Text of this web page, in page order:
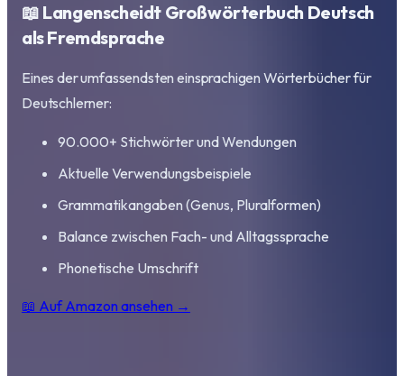
📖 Langenscheidt Großwörterbuch Deutsch
als Fremdsprache
Eines der umfassendsten einsprachigen Wörterbücher für
Deutschlerner:
90.000+ Stichwörter und Wendungen
Aktuelle Verwendungsbeispiele
Grammatikangaben (Genus, Pluralformen)
Balance zwischen Fach- und Alltagssprache
Phonetische Umschrift
📖 Auf Amazon ansehen →